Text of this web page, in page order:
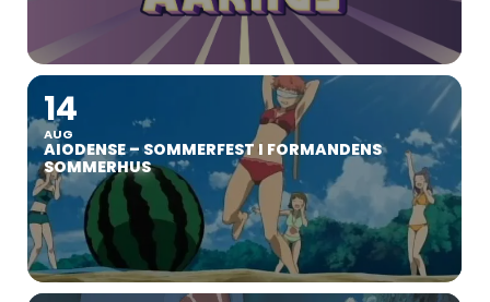
14
AUG
AIODENSE – SOMMERFEST I FORMANDENS
SOMMERHUS